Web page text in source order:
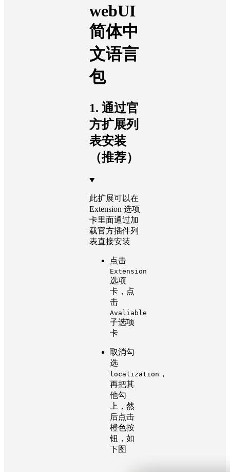
webUI
简体中
文语言
包
1. 通过官
方扩展列
表安装
（推荐）
此扩展可以在
Extension 选项
卡里面通过加
载官方插件列
表直接安装
点击
Extension
选项
卡，点
击
Avaliable
子选项
卡
取消勾
选
localization ，
再把其
他勾
上，然
后点击
橙色按
钮，如
下图